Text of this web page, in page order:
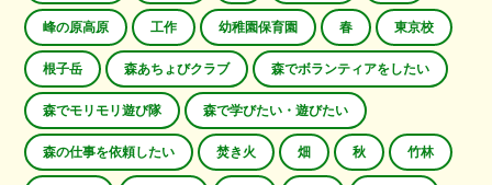
峰の原高原 工作 幼稚園保育園 春 東京校
根子岳 森あちょびクラブ 森でボランティアをしたい
森でモリモリ遊び隊 森で学びたい・遊びたい
森の仕事を依頼したい 焚き火 畑 秋 竹林